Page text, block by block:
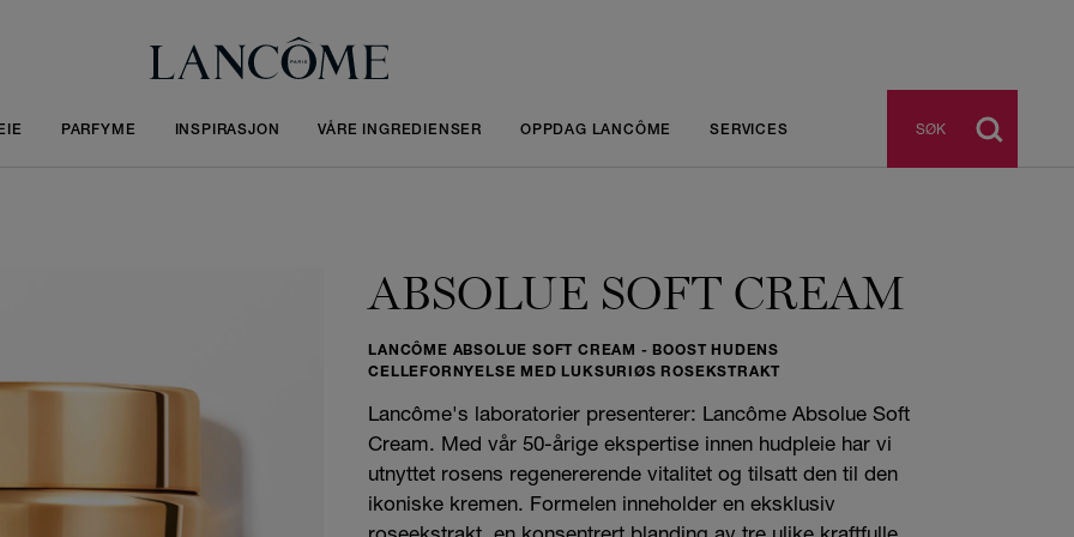
PARFYME INSPIRASJON VÅRE INGREDIENSER OPPDAG LANCÔME SERVICES SØK
ABSOLUE SOFT CREAM
LANCÔME ABSOLUE SOFT CREAM - BOOST HUDENS
CELLEFORNYELSE MED LUKSURIØS ROSEKSTRAKT
Lancôme's laboratorier presenterer: Lancôme Absolue Soft
Cream. Med vår 50-årige ekspertise innen hudpleie har vi
utnyttet rosens regenererende vitalitet og tilsatt den til den
ikoniske kremen. Formelen inneholder en eksklusiv